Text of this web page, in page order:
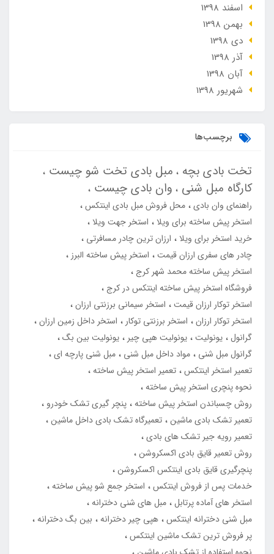
اسفند 1398
بهمن 1398
دی 1398
آذر 1398
آبان 1398
شهریور 1398
برچسب‌ها
تخت بادی بچه مبل بادی تخت شو چیست
کارگاه مبل شنی وان بادی چیست
راهنمای وان بادی محل فروش مبل بادی اینتکس
استخر پیش ساخته برای ویلا
استخر جهت ویلا
خرید استخر برای ویلا
ارزان ترین چادر مسافرتی
چادر های سفری ارزان قیمت
استخر پیش ساخته البرز
استخر پیش ساخته محمد شهر کرج
فروشگاه استخر پیش ساخته اینتکس در کرج
استخر توکار ارزان قیمت
استخر سیمانی برزنتی ارزان
استخر توکار ارزان
استخر برزنتی توکار
استخر داخل زمین ارزان
گرانول یونولیت یونولیت هپی چیر
یونولیت بین بگ
گرانول مبل شنی
مواد داخل مبل شنی
مبل شنی پارچه ای
تعمیر استخر اینتکس تعمیر استخر پیش ساخته
نحوه پنچری استخر پیش ساخته
روش چسباندن استخر پیش ساخته پنچر گیری تشک خودرو
تعمیر تشک بادی ماشین تعمیرگاه تشک بادی داخل ماشین
تعمیر رویه جیر تشک های بادی
روش تعمیر قایق بادی اکسکروشن
پنچرگیری قایق بادی اینتکس اکسکروشن
خدمات پس از فروش اینتکس
استخر جمع شو پیش ساخته
استخر های آماده پرتابل مبل های شنی دخترانه
مبل شنی دخترانه اینتکس هپی چیر دخترانه
بین بگ دخترانه
پر فروش ترین تشک ماشین اینتکس